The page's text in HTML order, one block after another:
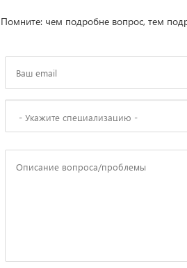
Помните: чем подробне вопрос, тем